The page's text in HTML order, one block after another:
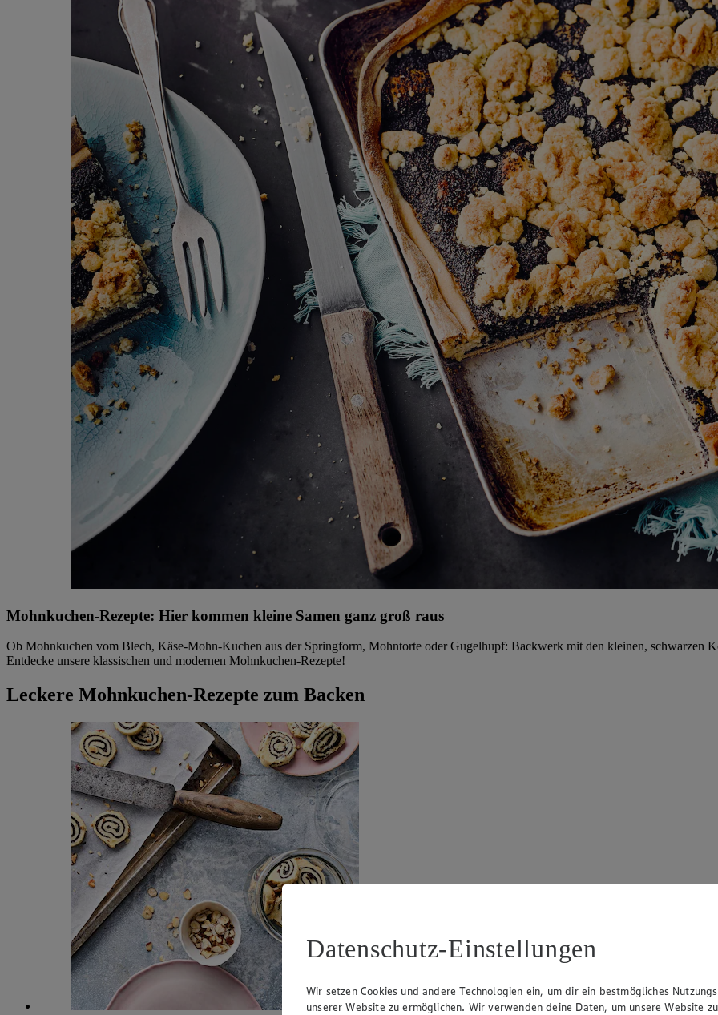
Mohnkuchen-Rezepte: Hier kommen kleine Samen ganz groß raus
Ob Mohnkuchen vom Blech, Käse-Mohn-Kuchen aus der Springform, Mohntorte oder Gugelhupf: Backwerk mit den kleinen, schwarzen
Entdecke unsere klassischen und modernen Mohnkuchen-Rezepte!
Leckere Mohnkuchen-Rezepte zum Backen
Datenschutz-Einstellungen
Wir setzen Cookies und andere Technologien ein, um dir ein bestmögliches
unserer Website zu ermöglichen. Wir verwenden deine Daten, um unsere Website zu